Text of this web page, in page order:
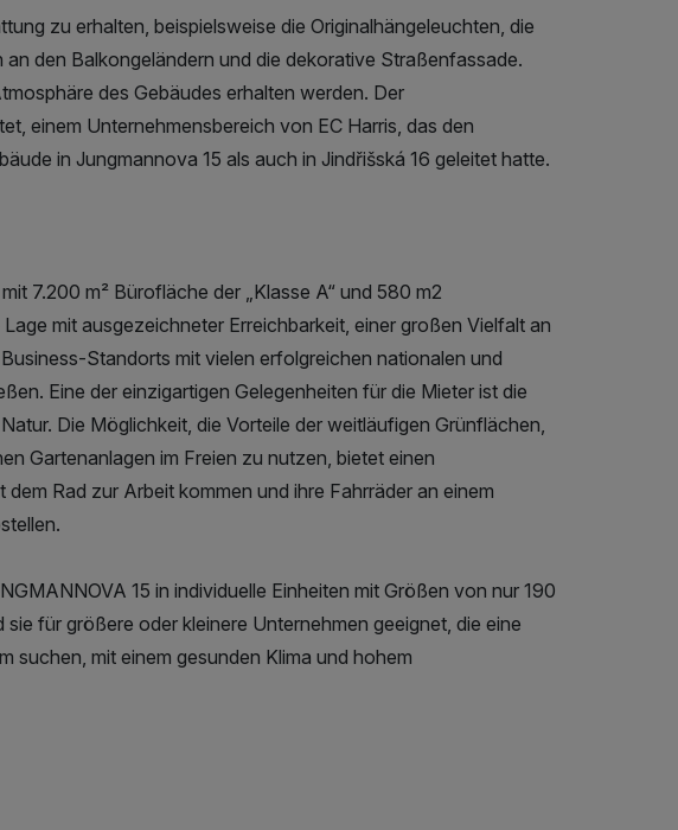
zu erhalten, beispielsweise die Originalhängeleuchten, die
den Balkongeländern und die dekorative Straßenfassade.
des Gebäudes erhalten werden. Der
einem Unternehmensbereich von EC Harris, das den
in Jungmannova 15 als auch in Jindřišská 16 geleitet hatte.
7.200 m² Bürofläche der „Klasse A“ und 580 m2
mit ausgezeichneter Erreichbarkeit, einer großen Vielfalt an
Standorts mit vielen erfolgreichen nationalen und
Eine der einzigartigen Gelegenheiten für die Mieter ist die
Die Möglichkeit, die Vorteile der weitläufigen Grünflächen,
Gartenanlagen im Freien zu nutzen, bietet einen
Rad zur Arbeit kommen und ihre Fahrräder an einem
15 in individuelle Einheiten mit Größen von nur 190
für größere oder kleinere Unternehmen geeignet, die eine
suchen, mit einem gesunden Klima und hohem